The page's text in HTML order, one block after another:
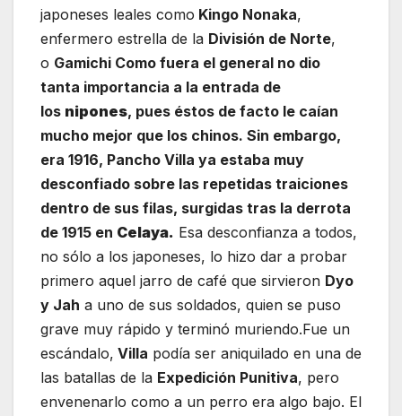
japoneses leales como Kingo Nonaka,
enfermero estrella de la División de Norte,
o Gamichi Como fuera el general no dio
tanta importancia a la entrada de
los nipones, pues éstos de facto le caían
mucho mejor que los chinos. Sin embargo,
era 1916, Pancho Villa ya estaba muy
desconfiado sobre las repetidas traiciones
dentro de sus filas, surgidas tras la derrota
de 1915 en Celaya. Esa desconfianza a todos,
no sólo a los japoneses, lo hizo dar a probar
primero aquel jarro de café que sirvieron Dyo
y Jah a uno de sus soldados, quien se puso
grave muy rápido y terminó muriendo.Fue un
escándalo, Villa podía ser aniquilado en una de
las batallas de la Expedición Punitiva, pero
envenenarlo como a un perro era algo bajo. El